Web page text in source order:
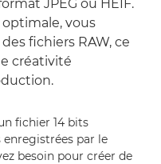
JPEG ou HEIF.
vous
fichiers RAW, ce
créativité
fichier 14 bits
par le
besoin pour créer de